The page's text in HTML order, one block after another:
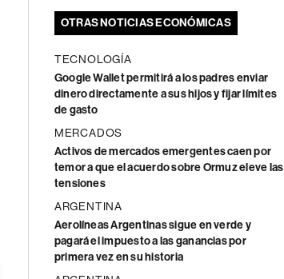
OTRAS NOTICIAS ECONÓMICAS
TECNOLOGÍA
Google Wallet permitirá a los padres enviar
dinero directamente a sus hijos y fijar límites
de gasto
MERCADOS
Activos de mercados emergentes caen por
temor a que el acuerdo sobre Ormuz eleve las
tensiones
ARGENTINA
Aerolíneas Argentinas sigue en verde y
pagará el impuesto a las ganancias por
primera vez en su historia